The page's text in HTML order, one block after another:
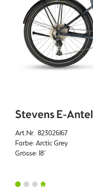
Stevens E-
Art.Nr. 823026167
Farbe: Arctic Grey
Grösse: 18"